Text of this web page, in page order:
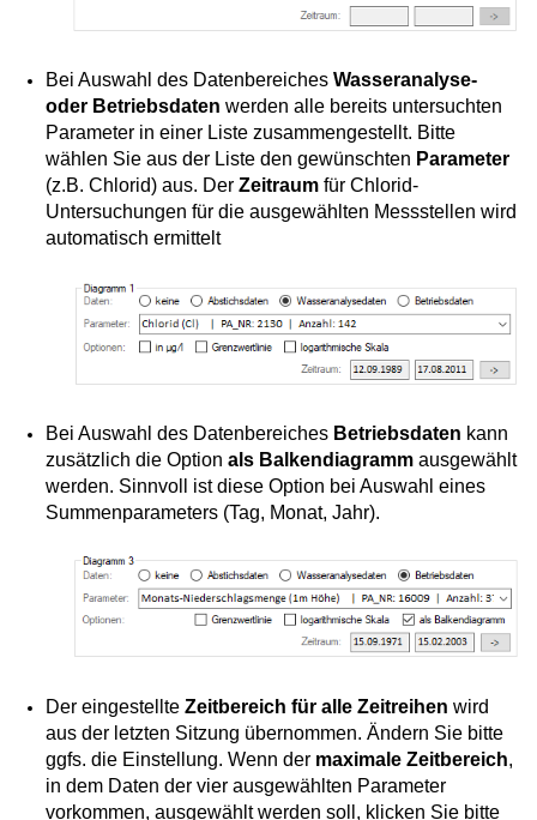
Bei Auswahl des Datenbereiches Wasseranalyse-
oder Betriebsdaten werden alle bereits untersuchten
Parameter in einer Liste zusammengestellt. Bitte
wählen Sie aus der Liste den gewünschten Parameter
(z.B. Chlorid) aus. Der Zeitraum für Chlorid-
Untersuchungen für die ausgewählten Messstellen wird
automatisch ermittelt
Bei Auswahl des Datenbereiches Betriebsdaten kann
zusätzlich die Option als Balkendiagramm ausgewählt
werden. Sinnvoll ist diese Option bei Auswahl eines
Summenparameters (Tag, Monat, Jahr).
Der eingestellte Zeitbereich für alle Zeitreihen wird
aus der letzten Sitzung übernommen. Ändern Sie bitte
ggfs. die Einstellung. Wenn der maximale Zeitbereich,
in dem Daten der vier ausgewählten Parameter
vorkommen, ausgewählt werden soll, klicken Sie bitte